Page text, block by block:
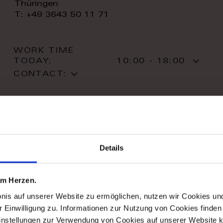
Details
Herzen.
auf unserer Website zu ermöglichen, nutzen wir Cookies
zu. Informationen zur Nutzung von Cookies
zur Verwendung von Cookies auf unserer Website
Thüringen
T: +49 3643 50 11 71
WORK TIME
TODAY:
10:00 - 18:00
CONTACT:
stil haus design-studio
Striletska str. 4
Kiev
T: +38 044 490 71 63